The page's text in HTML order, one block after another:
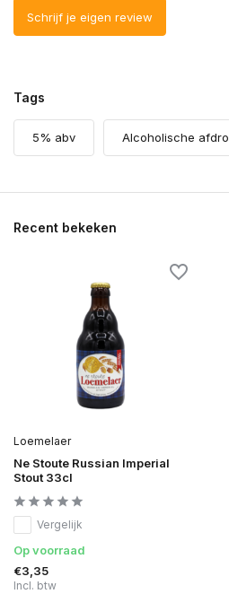
Schrijf je eigen review
Tags
5% abv Alcoholische afdro
Recent bekeken
Loemelaer
Ne Stoute Russian Imperial
Stout 33cl
Vergelijk
Op voorraad
€3,35
Incl. btw